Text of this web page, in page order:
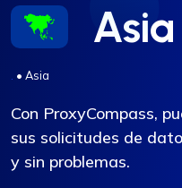
Asia
• Asia
Con ProxyCompass,
sus solicitudes de
y sin problemas.